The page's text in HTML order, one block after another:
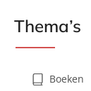
Thema’s
Boeken